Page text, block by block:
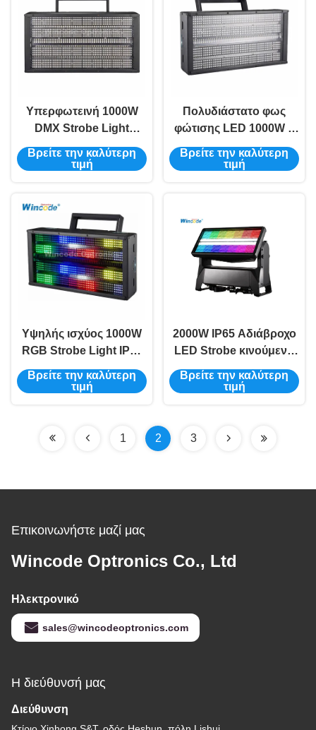
Υπερφωτεινή 1000W
DMX Strobe Light
Aluminium Alloy
Housing Φυσική ψύξη
Βρείτε την καλύτερη
τιμή
Πολυδιάστατο φως
φώτισης LED 1000W 5
τρόποι εξασθένησης 4
καμπύλες -40°C έως
Βρείτε την καλύτερη
τιμή
Υψηλής ισχύος 1000W
RGB Strobe Light IP65
Διοικημένη διάρκεια
ζωής 50.000 ωρών
Βρείτε την καλύτερη
τιμή
2000W IP65 Αδιάβροχο
LED Strobe κινούμενο
φως ασύρματο DMX
Προαιρετικό DMX / RDM
Βρείτε την καλύτερη
τιμή
1 2 3
Επικοινωνήστε μαζί μας
Wincode Optronics Co., Ltd
Ηλεκτρονικό
sales@wincodeoptronics.com
Η διεύθυνσή μας
Διεύθυνση